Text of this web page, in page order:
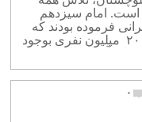
است. امام سیزدهم
فرموده بودند که
باید درایران ارتش ٢٠ میلیون نفری بوجود
آخوند های
[…]
۰